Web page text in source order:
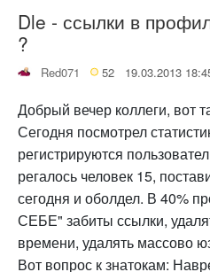
Dle - ссылки в
?
Red071 52 19.03.2013
Добрый вечер коллеги, вот
Сегодня посмотрел
регистрируются
регалось человек 15,
сегодня и оболдел. В 40%
СЕБЕ" забиты ссылки,
времени, удалять массово
Вот вопрос к знатокам: